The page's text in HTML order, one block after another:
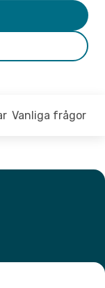
Vanliga frågor